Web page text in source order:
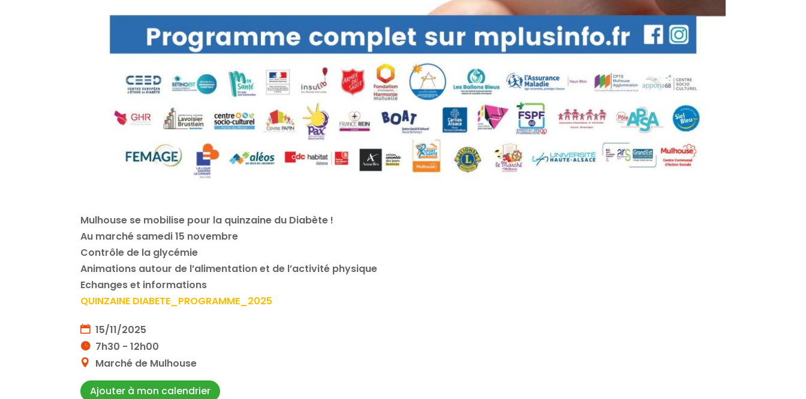
Mulhouse se mobilise pour la quinzaine du Diabète !
Au marché samedi 15 novembre
Contrôle de la glycémie
Animations autour de l’alimentation et de l’activité physique
Echanges et informations
QUINZAINE DIABETE_PROGRAMME_2025
15/11/2025
7h30 - 12h00
Marché de Mulhouse
Ajouter à mon calendrier